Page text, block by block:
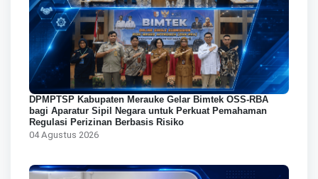
DPMPTSP Kabupaten Merauke Gelar Bimtek OSS-RBA
bagi Aparatur Sipil Negara untuk Perkuat Pemahaman
Regulasi Perizinan Berbasis Risiko
04 Agustus 2026